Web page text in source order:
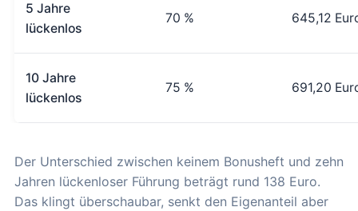
5 Jahre
lückenlos
70 % 645,12
10 Jahre
lückenlos
75 % 691,20
Der Unterschied zwischen keinem Bonusheft und zehn
Jahren lückenloser Führung beträgt rund 138 Euro.
Das klingt überschaubar, senkt den Eigenanteil aber